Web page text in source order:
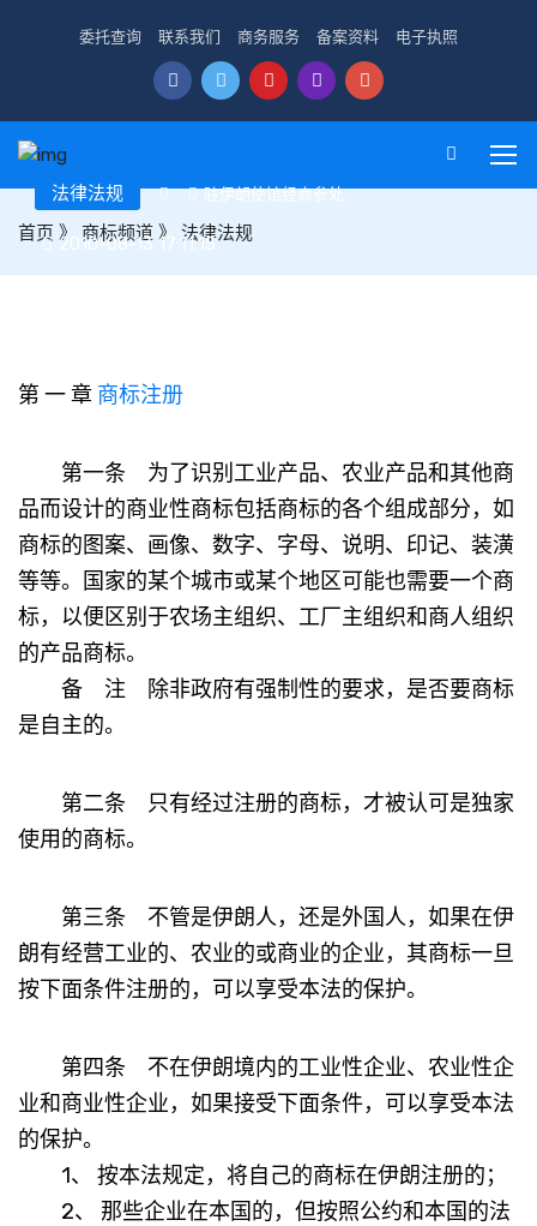
委托查询 联系我们 商务服务 备案资料 电子执照
首页 》 商标频道 》 法律法规
法律法规 驻伊朗使馆经商参处
2010-08-13 17:11:15
第 一 章 商标注册
第一条 为了识别工业产品、农业产品和其他商
品而设计的商业性商标包括商标的各个组成部分，如
商标的图案、画像、数字、字母、说明、印记、装潢
等等。国家的某个城市或某个地区可能也需要一个商
标，以便区别于农场主组织、工厂主组织和商人组织
的产品商标。
备 注 除非政府有强制性的要求，是否要商标
是自主的。
第二条 只有经过注册的商标，才被认可是独家
使用的商标。
第三条 不管是伊朗人，还是外国人，如果在伊
朗有经营工业的、农业的或商业的企业，其商标一旦
按下面条件注册的，可以享受本法的保护。
第四条 不在伊朗境内的工业性企业、农业性企
业和商业性企业，如果接受下面条件，可以享受本法
的保护。
1、 按本法规定，将自己的商标在伊朗注册的；
2、 那些企业在本国的，但按照公约和本国的法